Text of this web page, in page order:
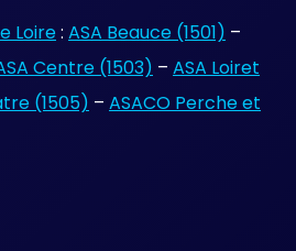
Loire : ASA Beauce (1501) –
Centre (1503) – ASA Loiret
(1505) – ASACO Perche et